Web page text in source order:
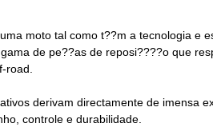
moto tal como t??m a tecnologia
de pe??as de reposi????o que
road.
derivam directamente de
controle e durabilidade.